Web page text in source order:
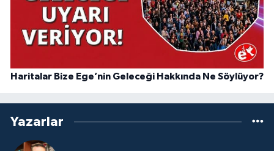
Haritalar Bize Ege’nin Geleceği Hakkında Ne Söylüyor?
Yazarlar